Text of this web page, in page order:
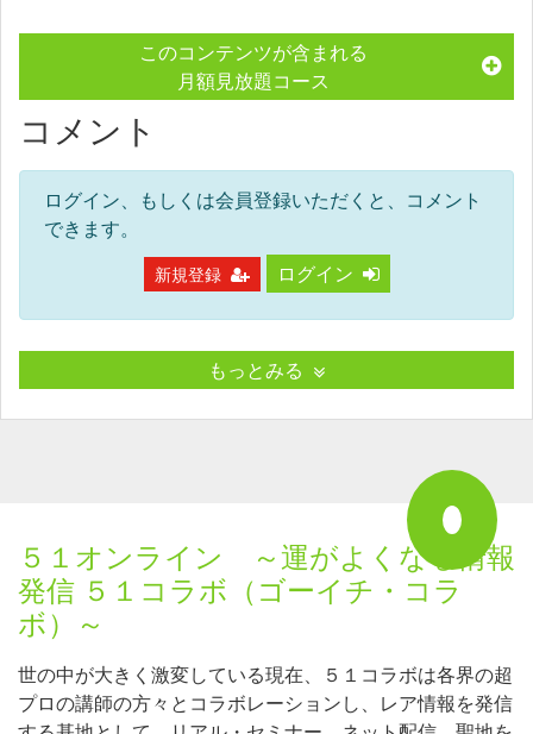
このコンテンツが含まれる
月額見放題コース
コメント
ログイン、もしくは会員登録いただくと、コメント
できます。
新規登録 ログイン
もっとみる
５１オンライン ～運がよくなる情報
発信 ５１コラボ（ゴーイチ・コラ
ボ）～
世の中が大きく激変している現在、５１コラボは各界の超
プロの講師の方々とコラボレーションし、レア情報を発信